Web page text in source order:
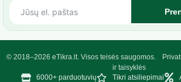
© 2018–2026 eTikra.lt. Visos teisės saugomos.
ir taisyklės
6000+ parduotuvių
Tikri atsiliepimai